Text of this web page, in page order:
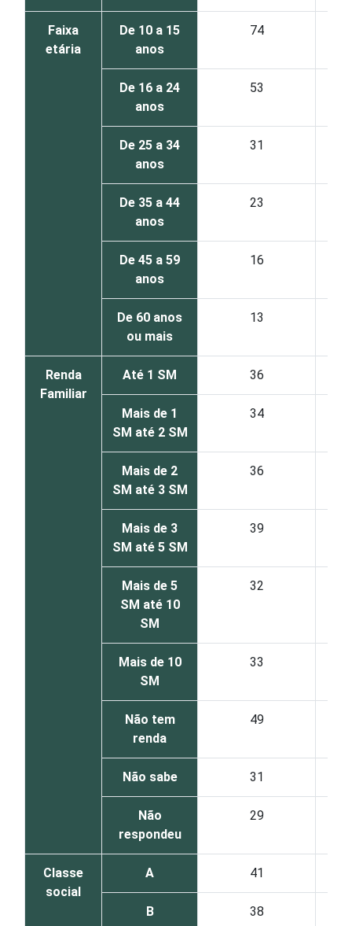
Faixa
etária
De 10 a 15
anos
74
De 16 a 24
anos
53
De 25 a 34
anos
31
De 35 a 44
anos
23
De 45 a 59
anos
16
De 60 anos
ou mais
13
Renda
Familiar
Até 1 SM 36
Mais de 1
SM até 2 SM
34
Mais de 2
SM até 3 SM
36
Mais de 3
SM até 5 SM
39
Mais de 5
SM até 10
SM
32
Mais de 10
SM
33
Não tem
renda
49
Não sabe 31
Não
respondeu
29
Classe
social
A 41
B 38